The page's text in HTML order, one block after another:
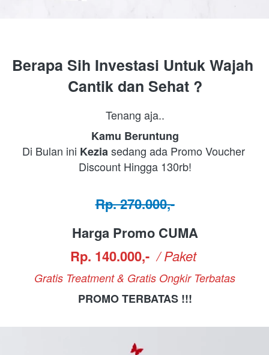
Berapa Sih Investasi Untuk Wajah
Cantik dan Sehat ?
Tenang aja..
Kamu Beruntung
Di Bulan ini Kezia sedang ada Promo Voucher
Discount Hingga 130rb!
Rp. 270.000,-
Harga Promo CUMA
Rp. 140.000,- / Paket
Gratis Treatment & Gratis Ongkir Terbatas
PROMO TERBATAS !!!